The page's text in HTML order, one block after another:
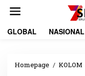
GLOBAL NASIONAL
Homepage / KOLOM